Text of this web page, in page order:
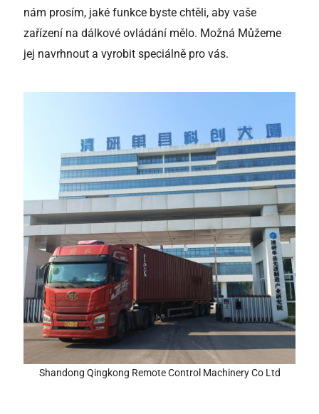
nám prosím, jaké funkce byste chtěli, aby vaše
zařízení na dálkové ovládání mělo. Možná Můžeme
jej navrhnout a vyrobit speciálně pro vás.
Shandong Qingkong Remote Control Machinery Co Ltd